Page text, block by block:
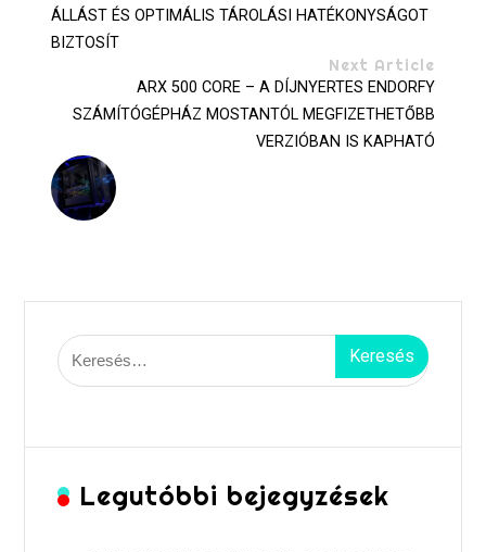
ÁLLÁST ÉS OPTIMÁLIS TÁROLÁSI HATÉKONYSÁGOT
BIZTOSÍT
Next Article
ARX 500 CORE – A DÍJNYERTES ENDORFY
SZÁMÍTÓGÉPHÁZ MOSTANTÓL MEGFIZETHETŐBB
VERZIÓBAN IS KAPHATÓ
Keresés:
Legutóbbi bejegyzések